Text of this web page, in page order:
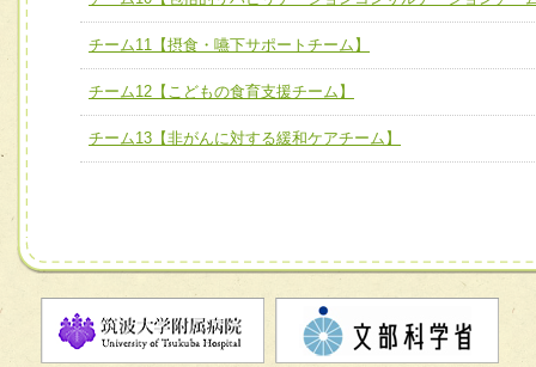
チーム10【包括的リハビリテーションコンサルテーション
ーム】
チーム11【摂食・嚥下サポートチーム】
チーム12【こどもの食育支援チーム】
チーム11【摂食・嚥下サポートチーム】
チーム12【こどもの食育支援チーム】
チーム13【非がんに対する緩和ケアチーム】